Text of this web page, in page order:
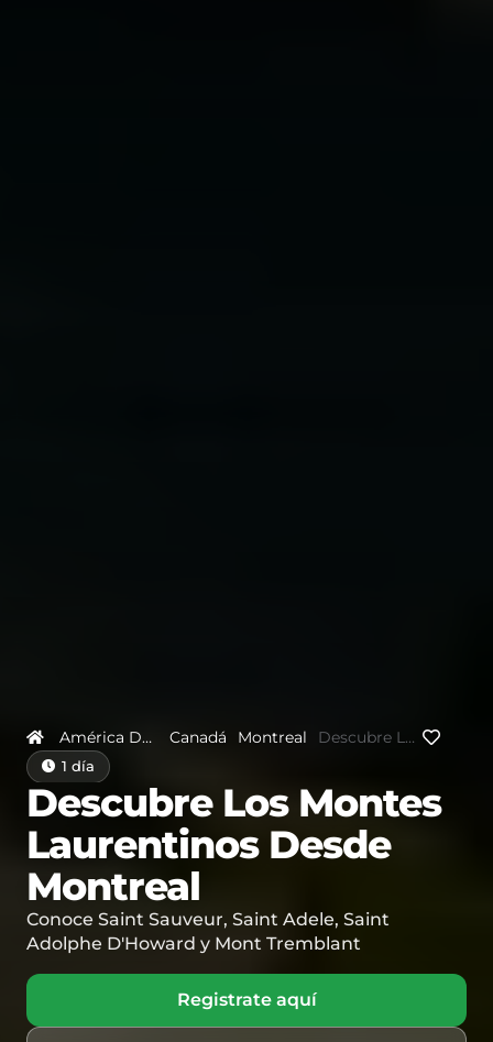
América Del Norte Canadá Montreal Descubre Los Montes Laurentinos Desde Montreal
1 día
Descubre Los Montes
Laurentinos Desde
Montreal
Conoce Saint Sauveur, Saint Adele, Saint
Adolphe D'Howard y Mont Tremblant
Registrate aquí